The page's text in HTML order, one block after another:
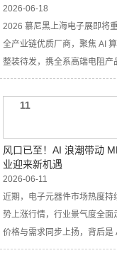
2026-06-18
2026 慕尼黑上海电子展即将
全产业链优质厂商，聚焦 AI
整装待发，携全系高端电阻产
11
风口已至！AI 浪潮带动
业迎来新机遇
2026-06-11
近期，电子元器件市场热度
势上涨行情，行业景气度全
价格与需求同步上扬，背后是